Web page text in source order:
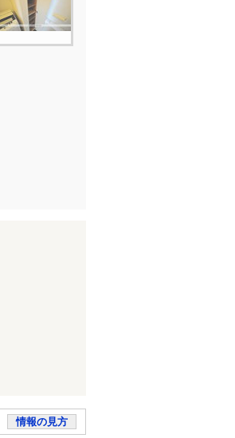
情報の見方